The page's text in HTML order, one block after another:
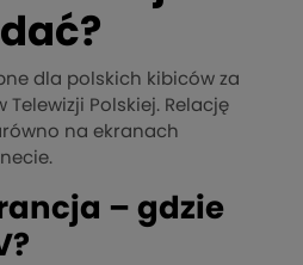
dla polskich kibiców za
Polskiej. Relację
na ekranach
– gdzie